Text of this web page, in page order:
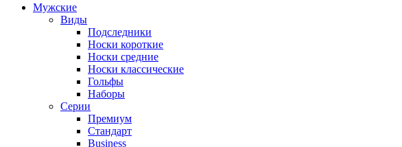
Мужские
Виды
Подследники
Носки короткие
Носки средние
Носки классические
Гольфы
Наборы
Серии
Премиум
Стандарт
Business